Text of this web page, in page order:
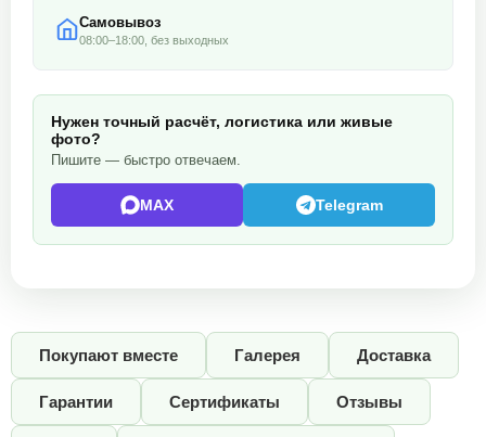
Самовывоз
08:00–18:00, без выходных
Нужен точный расчёт, логистика или живые
фото?
Пишите — быстро отвечаем.
MAX Telegram
Покупают вместе Галерея Доставка
Гарантии Сертификаты Отзывы